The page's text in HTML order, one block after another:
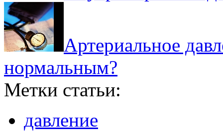
Артериальное
нормальным?
Метки статьи:
давление